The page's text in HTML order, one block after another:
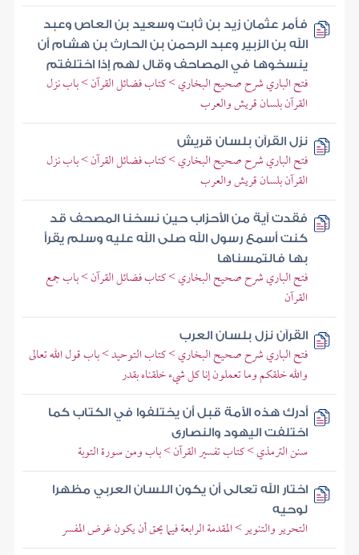
فأمر عثمان زيد بن ثابت وسعيد بن العاص وعبد
الله بن الزبير وعبد الرحمن بن الحارث بن هشام أن
ينسخوها في المصاحف وقال لهم إذا اختلفتم
فتح الباري شرح صحيح البخاري > كتاب فضائل القرآن > باب نزل
القرآن بلسان قريش والعرب
نزل القرآن بلسان قريش
فتح الباري شرح صحيح البخاري > كتاب فضائل القرآن > باب نزل
القرآن بلسان قريش والعرب
فقدت آية من الأحزاب حين نسخنا المصحف قد
كنت أسمع رسول الله صلى الله عليه وسلم يقرأ
بها فالتمسناها
فتح الباري شرح صحيح البخاري > كتاب فضائل القرآن > باب جمع
القرآن
القرآن نزل بلسان العرب
فتح الباري شرح صحيح البخاري > كتاب التوحيد > باب قول الله تعالى
والله خلقكم وما تعملون إنا كل شيء خلقناه بقدر
أدرك هذه الأمة قبل أن يختلفوا في الكتاب كما
اختلفت اليهود والنصارى
سنن الترمذي > كتاب تفسير القرآن > باب ومن سورة التوبة
اختار الله تعالى أن يكون اللسان العربي مظهرا
لوحيه
التحرير والتنوير > المقدمة الرابعة فيما يحق أن يكون غرض المفسر